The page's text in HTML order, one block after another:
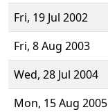
Fri, 19 Jul 2002
Fri, 8 Aug 2003
Wed, 28 Jul 2004
Mon, 15 Aug 2005